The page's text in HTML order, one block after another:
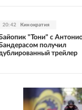
20:42 Кинократия
Байопик "Тони" с
Бандерасом получил
трейлер